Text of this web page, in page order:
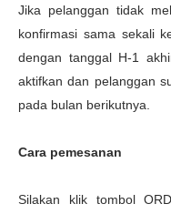
Jika pelanggan tidak
konfirmasi sama sekali
dengan tanggal H-1
aktifkan dan pelanggan
pada bulan berikutnya.
Cara pemesanan
Silakan klik tombol